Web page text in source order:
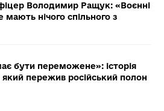
Володимир Ращук: «Воєнні
мають нічого спільного з
бути переможене»: історія
який пережив російський полон